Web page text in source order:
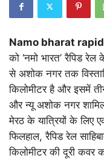
Namo bharat
को ‘नमो भारत’ रैपिड
से अशोक नगर तक
किलोमीटर है और इसमें
और न्यू अशोक नगर
मेरठ के यात्रियों के लिए
फिलहाल, रैपिड रेल
किलोमीटर की दूरी